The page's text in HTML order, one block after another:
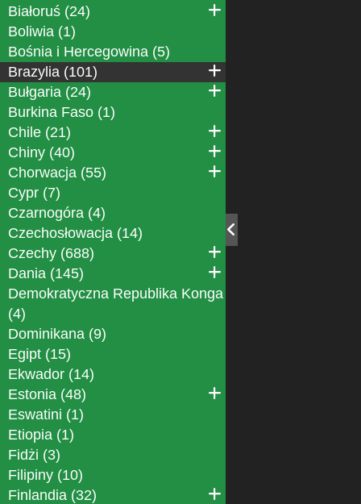
Białoruś (24)
Boliwia (1)
Bośnia i Hercegowina (5)
Brazylia (101)
Bułgaria (24)
Burkina Faso (1)
Chile (21)
Chiny (40)
Chorwacja (55)
Cypr (7)
Czarnogóra (4)
Czechosłowacja (14)
Czechy (688)
Dania (145)
Demokratyczna Republika Konga
(4)
Dominikana (9)
Egipt (15)
Ekwador (14)
Estonia (48)
Eswatini (1)
Etiopia (1)
Fidżi (3)
Filipiny (10)
Finlandia (32)